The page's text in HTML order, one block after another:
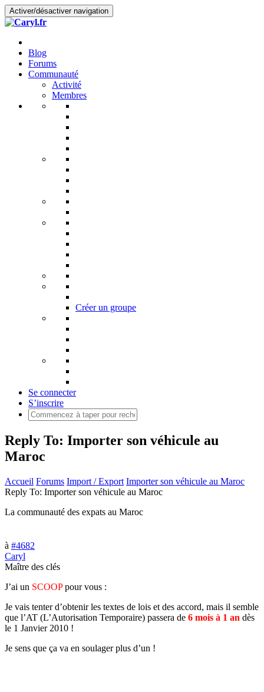
Activer/désactiver navigation
Blog
Forums
Communauté
Activité
Membres
Créer un groupe
Se connecter
S’inscrire
Reply To: Importer son véhicule au
Maroc
Accueil Forums Import / Export Importer son véhicule au Maroc
Reply To: Importer son véhicule au Maroc
La communauté des expats au Maroc
à #4682
Caryl
Maître des clés
J’ai un SCOOPpour vous :
Je vais tenter d’obtenir les textes de lois et des accord, mais il semble
que l’AT (L’Autorisation Temporaire) passera de 6 mois à 1 an dès
le 1 Janvier 2010 !
Je sens que ça va en soulager plus d’un !